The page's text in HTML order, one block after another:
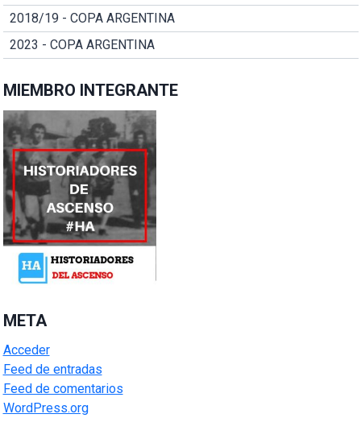
2018/19 - COPA ARGENTINA
2023 - COPA ARGENTINA
MIEMBRO INTEGRANTE
META
Acceder
Feed de entradas
Feed de comentarios
WordPress.org